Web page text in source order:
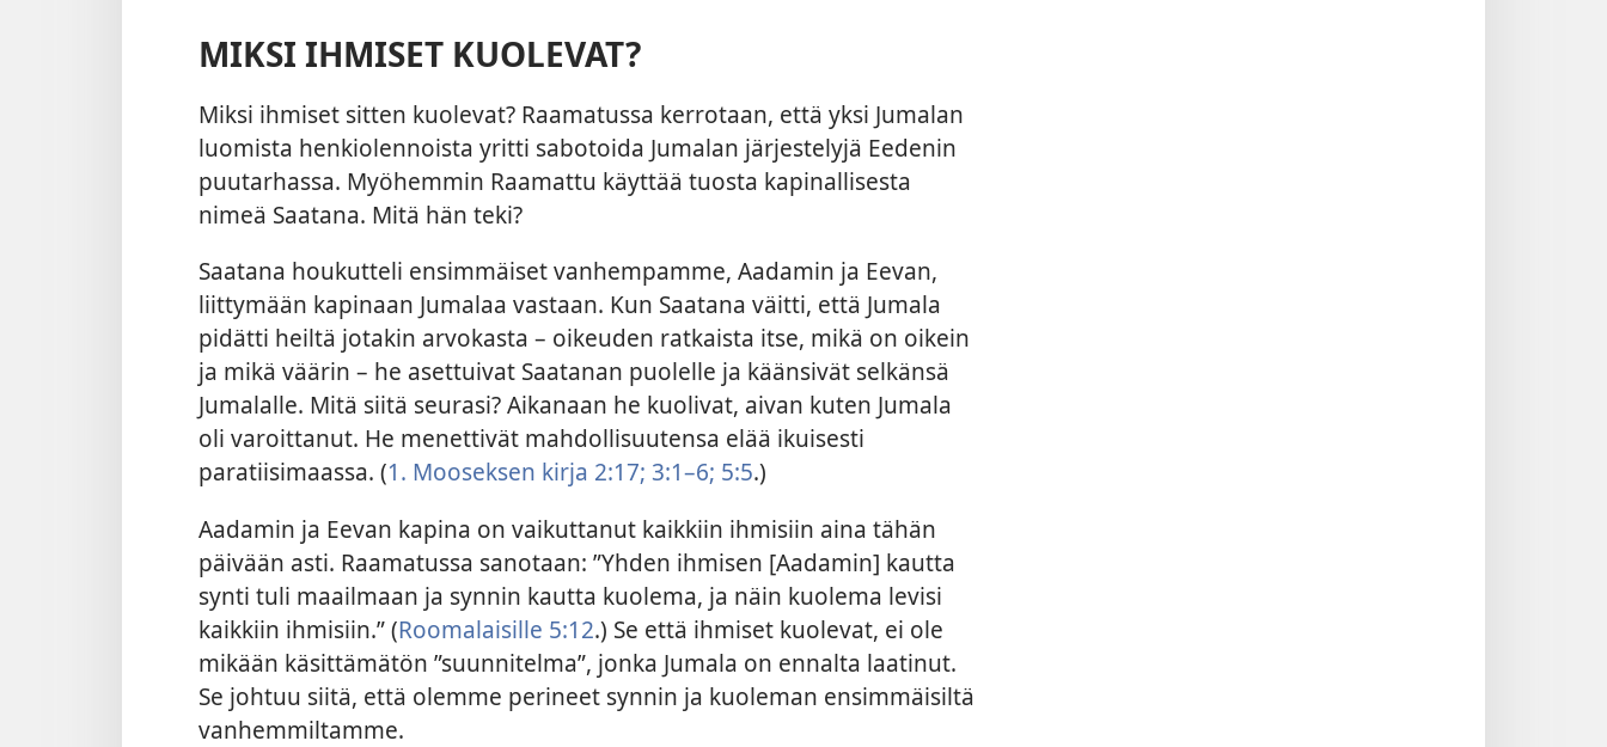
MIKSI IHMISET KUOLEVAT?
Miksi ihmiset sitten kuolevat? Raamatussa kerrotaan, että yksi Jumalan
luomista henkiolennoista yritti sabotoida Jumalan järjestelyjä Eedenin
puutarhassa. Myöhemmin Raamattu käyttää tuosta kapinallisesta
nimeä Saatana. Mitä hän teki?
Saatana houkutteli ensimmäiset vanhempamme, Aadamin ja Eevan,
liittymään kapinaan Jumalaa vastaan. Kun Saatana väitti, että Jumala
pidätti heiltä jotakin arvokasta – oikeuden ratkaista itse, mikä on oikein
ja mikä väärin – he asettuivat Saatanan puolelle ja käänsivät selkänsä
Jumalalle. Mitä siitä seurasi? Aikanaan he kuolivat, aivan kuten Jumala
oli varoittanut. He menettivät mahdollisuutensa elää ikuisesti
paratiisimaassa. (1. Mooseksen kirja 2:17; 3:1–6; 5:5.)
Aadamin ja Eevan kapina on vaikuttanut kaikkiin ihmisiin aina tähän
päivään asti. Raamatussa sanotaan: ”Yhden ihmisen [Aadamin] kautta
synti tuli maailmaan ja synnin kautta kuolema, ja näin kuolema levisi
kaikkiin ihmisiin.” (Roomalaisille 5:12.) Se että ihmiset kuolevat, ei ole
mikään käsittämätön ”suunnitelma”, jonka Jumala on ennalta laatinut.
Se johtuu siitä, että olemme perineet synnin ja kuoleman ensimmäisiltä
vanhemmiltamme.